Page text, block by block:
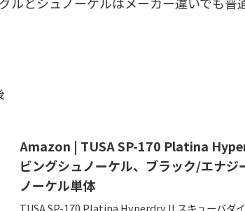
Amazon | TUSA SP-170 Platina
ビングシュノーケル、ブラック/エナジ
ノーケル単体
TUSA SP-170 Platina Hyperdry II スキューバダ